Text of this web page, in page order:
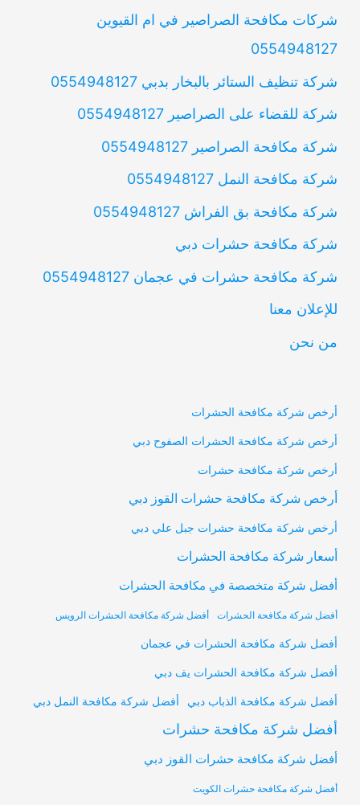
شركات مكافحة الصراصير في ام القيوين
0554948127
شركة تنظيف الستائر بالبخار بدبي 0554948127
شركة للقضاء على الصراصير 0554948127
شركة مكافحة الصراصير 0554948127
شركة مكافحة النمل 0554948127
شركة مكافحة بق الفراش 0554948127
شركة مكافحة حشرات دبي
شركة مكافحة حشرات في عجمان 0554948127
للإعلان معنا
من نحن
أرخص شركة مكافحة الحشرات
أرخص شركة مكافحة الحشرات الصفوح دبي
أرخص شركة مكافحة حشرات
أرخص شركة مكافحة حشرات القوز دبي
أرخص شركة مكافحة حشرات جبل علي دبي
أسعار شركة مكافحة الحشرات
أفضل شركة متخصصة في مكافحة الحشرات
أفضل شركة مكافحة الحشرات أفضل شركة مكافحة الحشرات الرويس
أفضل شركة مكافحة الحشرات في عجمان
أفضل شركة مكافحة الحشرات يف دبي
أفضل شركة مكافحة الذباب دبي أفضل شركة مكافحة النمل دبي
أفضل شركة مكافحة حشرات
أفضل شركة مكافحة حشرات القوز دبي
أفضل شركة مكافحة حشرات الكويت